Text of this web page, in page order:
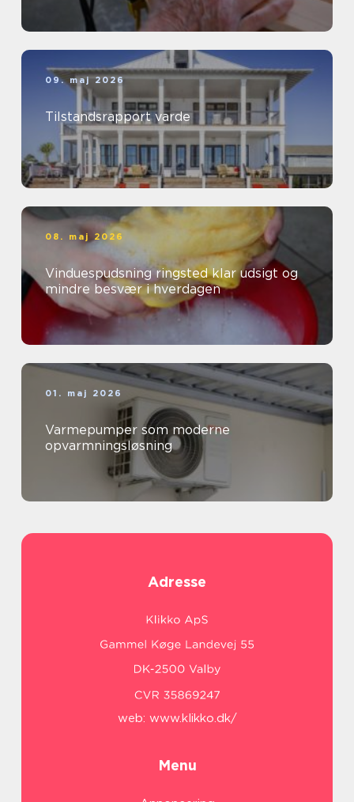
09. maj 2026
Tilstandsrapport varde
08. maj 2026
Vinduespudsning ringsted klar udsigt og
mindre besvær i hverdagen
01. maj 2026
Varmepumper som moderne
opvarmningsløsning
Adresse
web: www.klikko.dk/
Menu